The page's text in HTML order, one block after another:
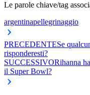
Le parole chiave/tag
argentinapellegrinaggio
PRECEDENTESe
risponderesti?
SUCCESSIVORihanna
il Super Bowl?